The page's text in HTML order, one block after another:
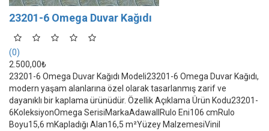
23201-6 Omega Duvar Kağıdı
(0)
2.500,00₺
23201-6 Omega Duvar Kağıdı Modeli23201-6 Omega Duvar Kağıdı,
modern yaşam alanlarına özel olarak tasarlanmış zarif ve
dayanıklı bir kaplama ürünüdür. Özellik Açıklama Ürün Kodu23201-
6KoleksiyonOmega SerisiMarkaAdawallRulo Eni106 cmRulo
Boyu15,6 mKapladığı Alan16,5 m²Yüzey MalzemesiVinil